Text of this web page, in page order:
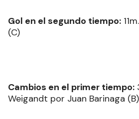
Gol en el segundo tiempo:
(C)
Cambios en el primer tiempo:
Weigandt por Juan Barinaga